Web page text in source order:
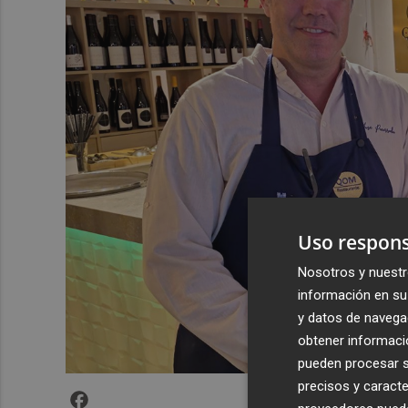
Uso
Nosotros y
información en
y datos de
obtener
pueden procesar
precisos y